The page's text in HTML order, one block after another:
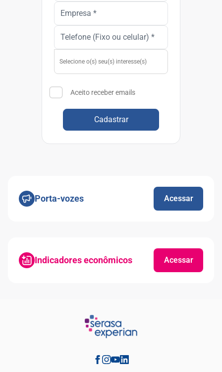
Aceito receber emails
Cadastrar
Porta-vozes Acessar
Indicadores econômicos Acessar